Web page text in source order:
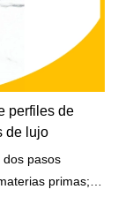
perfiles de
de lujo
dos pasos
primas; el